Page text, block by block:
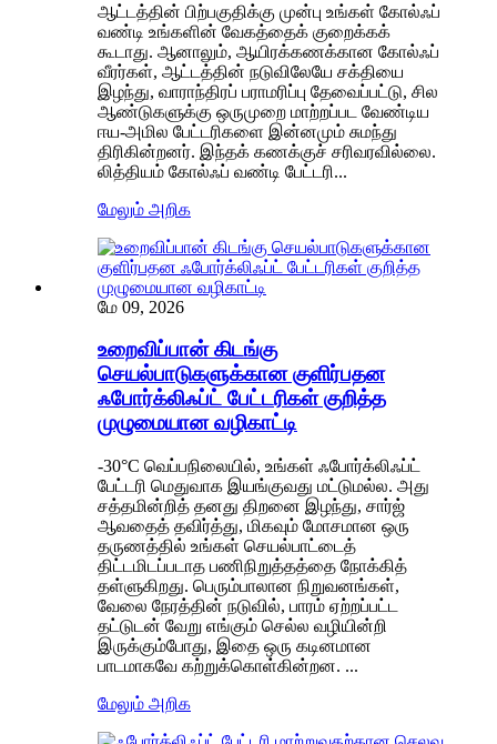
ஆட்டத்தின் பிற்பகுதிக்கு முன்பு உங்கள் கோல்ஃப்
வண்டி உங்களின் வேகத்தைக் குறைக்கக்
கூடாது. ஆனாலும், ஆயிரக்கணக்கான கோல்ஃப்
வீரர்கள், ஆட்டத்தின் நடுவிலேயே சக்தியை
இழந்து, வாராந்திரப் பராமரிப்பு தேவைப்பட்டு, சில
ஆண்டுகளுக்கு ஒருமுறை மாற்றப்பட வேண்டிய
ஈய-அமில பேட்டரிகளை இன்னமும் சுமந்து
திரிகின்றனர். இந்தக் கணக்குச் சரிவரவில்லை.
லித்தியம் கோல்ஃப் வண்டி பேட்டரி...
மேலும் அறிக
மே 09, 2026
உறைவிப்பான் கிடங்கு
செயல்பாடுகளுக்கான குளிர்பதன
ஃபோர்க்லிஃப்ட் பேட்டரிகள் குறித்த
முழுமையான வழிகாட்டி
-30°C வெப்பநிலையில், உங்கள் ஃபோர்க்லிஃப்ட்
பேட்டரி மெதுவாக இயங்குவது மட்டுமல்ல. அது
சத்தமின்றித் தனது திறனை இழந்து, சார்ஜ்
ஆவதைத் தவிர்த்து, மிகவும் மோசமான ஒரு
தருணத்தில் உங்கள் செயல்பாட்டைத்
திட்டமிடப்படாத பணிநிறுத்தத்தை நோக்கித்
தள்ளுகிறது. பெரும்பாலான நிறுவனங்கள்,
வேலை நேரத்தின் நடுவில், பாரம் ஏற்றப்பட்ட
தட்டுடன் வேறு எங்கும் செல்ல வழியின்றி
இருக்கும்போது, ​​இதை ஒரு கடினமான
பாடமாகவே கற்றுக்கொள்கின்றன. ...
மேலும் அறிக